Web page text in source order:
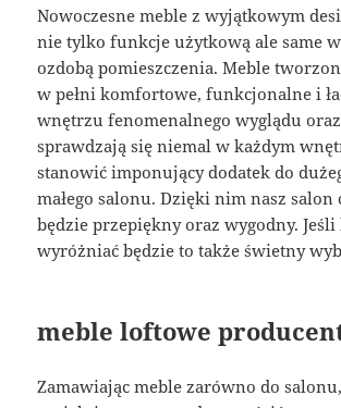
Nowoczesne meble z wyjątkowym
nie tylko funkcje użytkową ale same w
ozdobą pomieszczenia. Meble
w pełni komfortowe, funkcjonalne i
wnętrzu fenomenalnego wyglądu
sprawdzają się niemal w każdym
stanowić imponujący dodatek do
małego salonu. Dzięki nim nasz salon
będzie przepiękny oraz wygodny.
wyróżniać będzie to także świetny
meble loftowe
Zamawiając meble zarówno do